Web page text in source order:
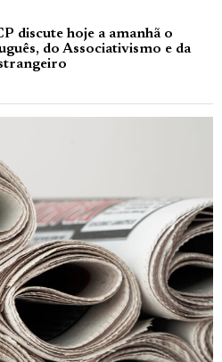
discute hoje a amanhã o
do Associativismo e da